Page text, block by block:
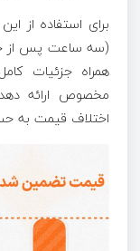
برای استفاده
(سه ساعت پس از
مخصوص ارائه
اختلاف قیمت به